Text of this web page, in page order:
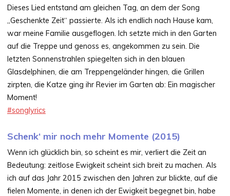
Dieses Lied entstand am gleichen Tag, an dem der Song
„Geschenkte Zeit“ passierte. Als ich endlich nach Hause kam,
war meine Familie ausgeflogen. Ich setzte mich in den Garten
auf die Treppe und genoss es, angekommen zu sein. Die
letzten Sonnenstrahlen spiegelten sich in den blauen
Glasdelphinen, die am Treppengeländer hingen, die Grillen
zirpten, die Katze ging ihr Revier im Garten ab: Ein magischer
Moment!
#songlyrics
Schenk‘ mir noch mehr Momente (2015)
Wenn ich glücklich bin, so scheint es mir, verliert die Zeit an
Bedeutung: zeitlose Ewigkeit scheint sich breit zu machen. Als
ich auf das Jahr 2015 zwischen den Jahren zur blickte, auf die
fielen Momente, in denen ich der Ewigkeit begegnet bin, habe